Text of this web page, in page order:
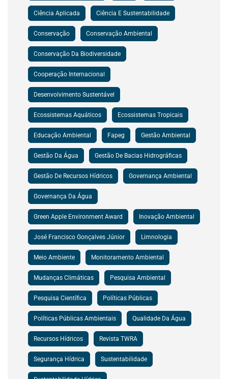
Ciência Aplicada Ciência E Sustentabilidade
Conservação Conservação Ambiental
Conservação Da Biodiversidade
Cooperação Internacional
Desenvolvimento Sustentável
Ecossistemas Aquáticos Ecossistemas Tropicais
Educação Ambiental Fapeg Gestão Ambiental
Gestão Da Água Gestão De Bacias Hidrográficas
Gestão De Recursos Hídricos Governança Ambiental
Governança Da Água
Green Apple Environment Award Inovação Ambiental
José Francisco Gonçalves Júnior Limnologia
Meio Ambiente Monitoramento Ambiental
Mudanças Climáticas Pesquisa Ambiental
Pesquisa Científica Políticas Públicas
Políticas Públicas Ambientais Qualidade Da Água
Recursos Hídricos Revista TWRA
Segurança Hídrica Sustentabilidade